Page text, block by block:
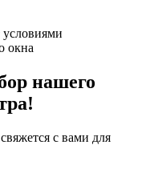
условиями
нашего
с вами для